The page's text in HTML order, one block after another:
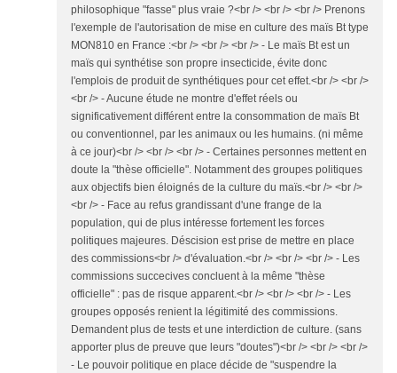
philosophique "fasse" plus vraie ?<br /> <br /> <br /> Prenons
l'exemple de l'autorisation de mise en culture des maïs Bt type
MON810 en France :<br /> <br /> <br /> - Le maïs Bt est un
maïs qui synthétise son propre insecticide, évite donc
l'emplois de produit de synthétiques pour cet effet.<br /> <br />
<br /> - Aucune étude ne montre d'effet réels ou
significativement différent entre la consommation de maïs Bt
ou conventionnel, par les animaux ou les humains. (ni même
à ce jour)<br /> <br /> <br /> - Certaines personnes mettent en
doute la "thèse officielle". Notamment des groupes politiques
aux objectifs bien éloignés de la culture du maïs.<br /> <br />
<br /> - Face au refus grandissant d'une frange de la
population, qui de plus intéresse fortement les forces
politiques majeures. Déscision est prise de mettre en place
des commissions<br /> d'évaluation.<br /> <br /> <br /> - Les
commissions succecives concluent à la même "thèse
officielle" : pas de risque apparent.<br /> <br /> <br /> - Les
groupes opposés renient la légitimité des commissions.
Demandent plus de tests et une interdiction de culture. (sans
apporter plus de preuve que leurs "doutes")<br /> <br /> <br />
- Le pouvoir politique en place décide de "suspendre la